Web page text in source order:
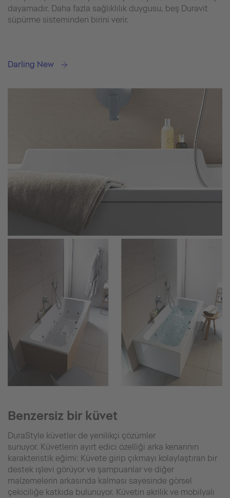
dayamadır. Daha fazla sağlıklılık duygusu, beş Duravit
süpürme sisteminden birini verir.
Darling New
Benzersiz bir küvet
DuraStyle küvetler de yenilikçi çözümler
sunuyor. Küvetlerin ayırt edici özelliği arka kenarının
karakteristik eğimi: Küvete girip çıkmayı kolaylaştıran bir
destek işlevi görüyor ve şampuanlar ve diğer
malzemelerin arkasında kalması sayesinde görsel
çekiciliğe katkıda bulunuyor. Küvetin akrilik ve mobilyalı